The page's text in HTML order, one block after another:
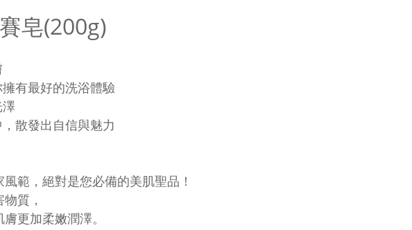
皂(200g)
有最好的洗浴體驗
散發出自信與魅力
範，絕對是您必備的美肌聖品！
質，
更加柔嫩潤澤。